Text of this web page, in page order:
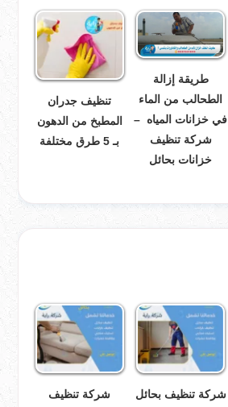
طريقة إزالة
الطحالب من الماء
في خزانات المياه –
شركة تنظيف
خزانات بحائل
تنظيف جدران
المطبخ من الدهون
بـ 5 طرق مختلفة
شركة تنظيف بحائل
شركة تنظيف